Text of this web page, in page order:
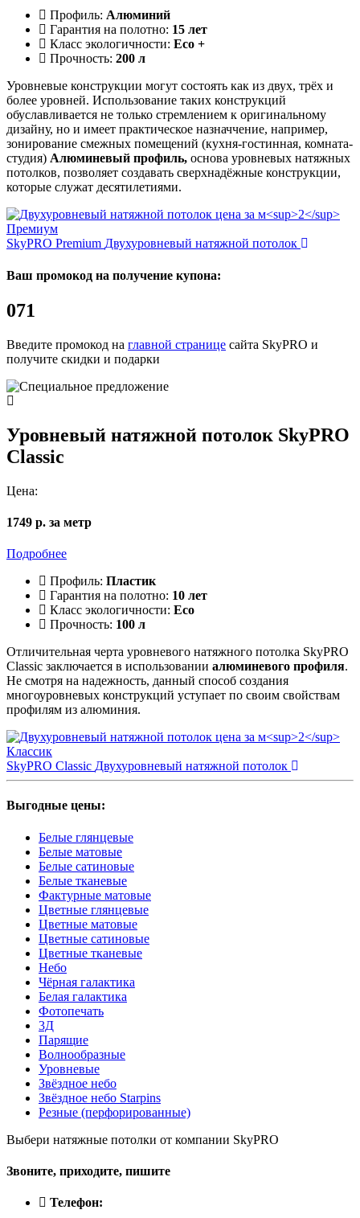
Профиль: Алюминий
Гарантия на полотно: 15 лет
Класс экологичности: Eco +
Прочность: 200 л
Уровневые конструкции могут состоять как из двух, трёх и
более уровней. Использование таких конструкций
обуславливается не только стремлением к оригинальному
дизайну, но и имеет практическое назначчение, например,
зонирование смежных помещений (кухня-гостинная, комната-
студия) Алюминевый профиль, основа уровневых натяжных
потолков, позволяет создавать сверхнадёжные конструкции,
которые служат десятилетиями.
SkyPRO Premium Двухуровневый натяжной потолок
Ваш промокод на получение купона:
071
Введите промокод на главной странице сайта SkyPRO и
получите скидки и подарки
Уровневый натяжной потолок SkyPRO
Classic
Цена:
1749 р. за метр
Подробнее
Профиль: Пластик
Гарантия на полотно: 10 лет
Класс экологичности: Eco
Прочность: 100 л
Отличительная черта уровневого натяжного потолка SkyPRO
Classic заключается в использовании алюминевого профиля.
Не смотря на надежность, данный способ создания
многоуровневых конструкций уступает по своим свойствам
профилям из алюминия.
SkyPRO Classiс Двухуровневый натяжной потолок
Выгодные цены:
Белые глянцевые
Белые матовые
Белые сатиновые
Белые тканевые
Фактурные матовые
Цветные глянцевые
Цветные матовые
Цветные сатиновые
Цветные тканевые
Небо
Чёрная галактика
Белая галактика
Фотопечать
3Д
Парящие
Волнообразные
Уровневые
Звёздное небо
Звёздное небо Starpins
Резные (перфорированные)
Выбери натяжные потолки от компании SkyPRO
Звоните, приходите, пишите
Телефон: